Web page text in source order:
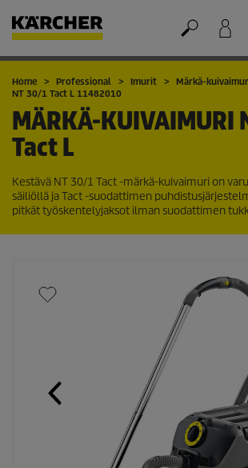
Ostoskori
Suosikit
Home Professional Imurit Märkä-
NT 30/1 Tact L 11482010
MÄRKÄ-KUIVAIMURI
Tact L
Kestävä NT 30/1 Tact -märkä-kuivaimuri on
säiliöllä ja Tact -suodattimen
pitkät työskentelyjaksot ilman suodattimen